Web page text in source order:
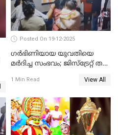
Posted On 19-12-2025
ഗര്‍ഭിണിയായ യുവതിയെ
മര്‍ദിച്ച സംഭവം; ജിസ്‌ട്രേറ്റ് തല
യുവതി
1 Min Read View All